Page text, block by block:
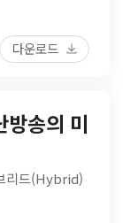
다운로드
송의 미
리드(Hybrid)